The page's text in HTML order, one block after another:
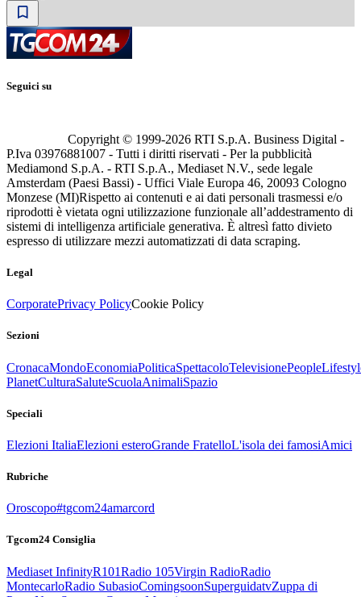
Seguici su
Copyright © 1999-2026 RTI S.p.A. Business Digital -
P.Iva 03976881007 - Tutti i diritti riservati - Per la pubblicità
Mediamond S.p.A. - RTI S.p.A., Mediaset N.V., sede legale
Amsterdam (Paesi Bassi) - Uffici Viale Europa 46, 20093 Cologno
Monzese (MI)Rispetto ai contenuti e ai dati personali trasmessi e/o
riprodotti è vietata ogni utilizzazione funzionale all’addestramento di
sistemi di intelligenza artificiale generativa. È altresì fatto divieto
espresso di utilizzare mezzi automatizzati di data scraping.
Legal
CorporatePrivacy PolicyCookie Policy
Sezioni
CronacaMondoEconomiaPoliticaSpettacoloTelevisionePeople
PlanetCulturaSaluteScuolaAnimaliSpazio
Speciali
Elezioni ItaliaElezioni esteroGrande FratelloL'isola dei famosiAmici
Rubriche
Oroscopo#tgcom24amarcord
Tgcom24 Consiglia
Mediaset InfinityR101Radio 105Virgin RadioRadio
MontecarloRadio SubasioComingsoonSuperguidatvZuppa di